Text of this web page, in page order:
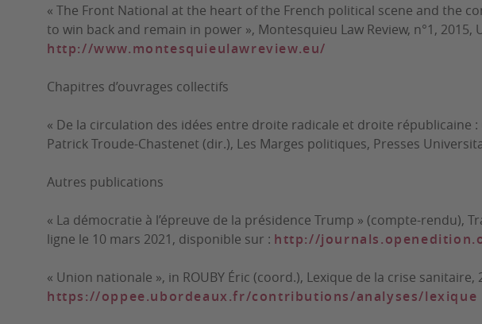
« The Front National at the heart of the French political scene and the
to win back and remain in power », Montesquieu Law Review, n°1, 2015,
http://www.montesquieulawreview.eu/
Chapitres d’ouvrages collectifs
« De la circulation des idées entre droite radicale et droite républicaine
Patrick Troude-Chastenet (dir.), Les Marges politiques, Presses
Autres publications
« La démocratie à l’épreuve de la présidence Trump » (compte-rendu),
ligne le 10 mars 2021, disponible sur : http://
« Union nationale », in ROUBY Éric (coord.), Lexique de la crise sanitaire,
https://oppee.ubordeaux.fr/contributions/analyses/lexique